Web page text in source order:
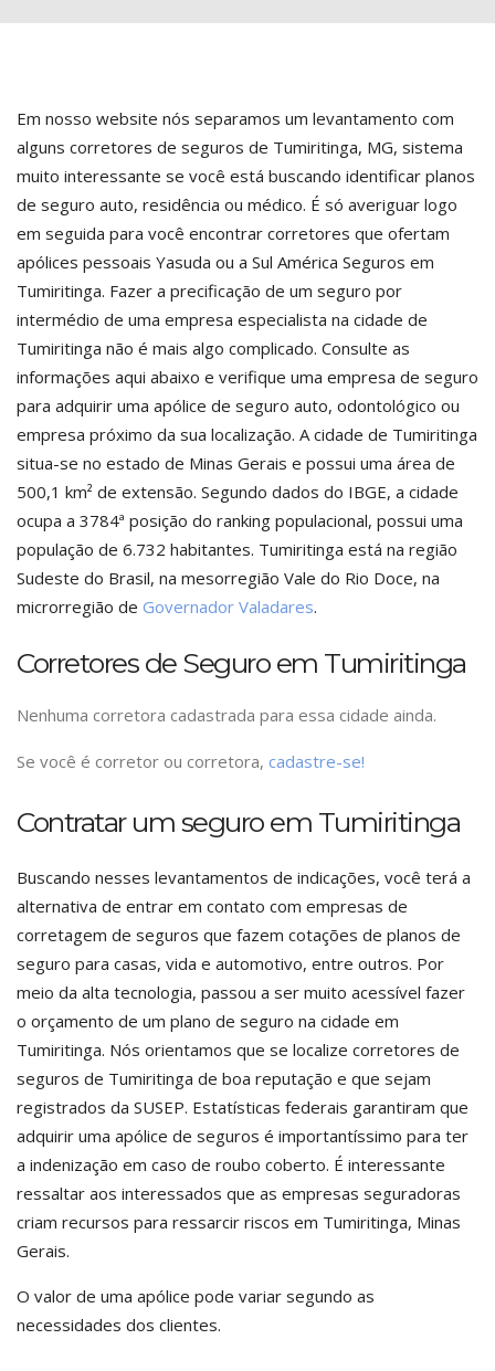
Em nosso website nós separamos um levantamento com
alguns corretores de seguros de Tumiritinga, MG, sistema
muito interessante se você está buscando identificar planos
de seguro auto, residência ou médico. É só averiguar logo
em seguida para você encontrar corretores que ofertam
apólices pessoais Yasuda ou a Sul América Seguros em
Tumiritinga. Fazer a precificação de um seguro por
intermédio de uma empresa especialista na cidade de
Tumiritinga não é mais algo complicado. Consulte as
informações aqui abaixo e verifique uma empresa de seguro
para adquirir uma apólice de seguro auto, odontológico ou
empresa próximo da sua localização. A cidade de Tumiritinga
situa-se no estado de Minas Gerais e possui uma área de
500,1 km² de extensão. Segundo dados do IBGE, a cidade
ocupa a 3784ª posição do ranking populacional, possui uma
população de 6.732 habitantes. Tumiritinga está na região
Sudeste do Brasil, na mesorregião Vale do Rio Doce, na
microrregião de Governador Valadares.
Corretores de Seguro em Tumiritinga
Nenhuma corretora cadastrada para essa cidade ainda.
Se você é corretor ou corretora, cadastre-se!
Contratar um seguro em Tumiritinga
Buscando nesses levantamentos de indicações, você terá a
alternativa de entrar em contato com empresas de
corretagem de seguros que fazem cotações de planos de
seguro para casas, vida e automotivo, entre outros. Por
meio da alta tecnologia, passou a ser muito acessível fazer
o orçamento de um plano de seguro na cidade em
Tumiritinga. Nós orientamos que se localize corretores de
seguros de Tumiritinga de boa reputação e que sejam
registrados da SUSEP. Estatísticas federais garantiram que
adquirir uma apólice de seguros é importantíssimo para ter
a indenização em caso de roubo coberto. É interessante
ressaltar aos interessados que as empresas seguradoras
criam recursos para ressarcir riscos em Tumiritinga, Minas
Gerais.
O valor de uma apólice pode variar segundo as
necessidades dos clientes.